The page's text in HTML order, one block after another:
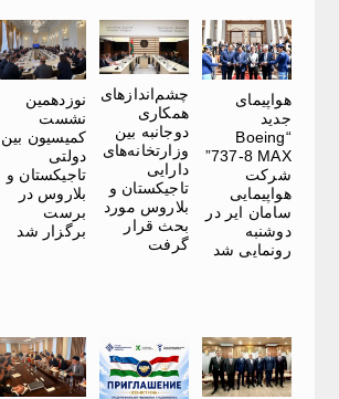
هواپیمای
جدید
“Boeing
737-8 MAX”
شرکت
هواپیمایی
سامان ایر در
دوشنبه
رونمایی شد
چشم‌اندازهای
همکاری
دوجانبه بین
وزارتخانه‌های
دارایی
تاجیکستان و
بلاروس مورد
بحث قرار
گرفت
نوزدهمین
نشست
کمیسیون بین
دولتی
تاجیکستان و
بلاروس در
برست
برگزار شد